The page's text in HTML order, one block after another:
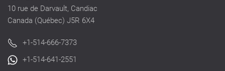
10 rue de Darvault, Candiac
Canada (Québec) J5R 6X4
+1-514-666-7373
+1-514-641-2551